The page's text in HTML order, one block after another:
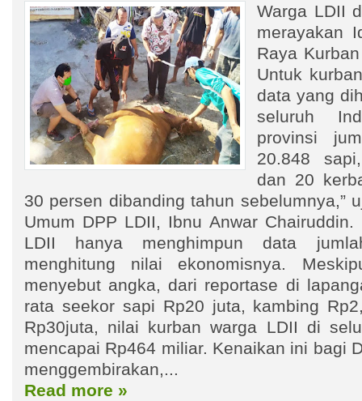
Warga LDII
merayakan
Raya
Untuk
data yang
seluruh
provinsi
20.848
dan 20
30 persen dibanding tahun sebelumnya,”
Umum DPP LDII, Ibnu Anwar
LDII hanya menghimpun data
menghitung nilai ekonomisnya.
menyebut angka, dari reportase di
rata seekor sapi Rp20 juta, kambing
Rp30juta, nilai kurban warga LDII di
mencapai Rp464 miliar. Kenaikan ini bagi
menggembirakan,...
Read more »